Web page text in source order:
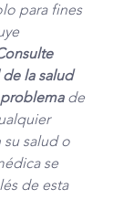
para fines
la salud
de
salud o
se
de esta